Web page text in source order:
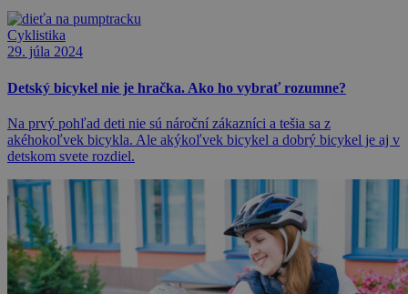
Cyklistika
29. júla 2024
Detský bicykel nie je hračka. Ako ho vybrať rozumne?
Na prvý pohľad deti nie sú nároční zákazníci a tešia sa z
akéhokoľvek bicykla. Ale akýkoľvek bicykel a dobrý bicykel je aj v
detskom svete rozdiel.